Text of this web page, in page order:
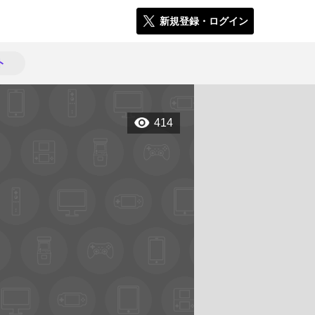
新規登録・ログイン
414